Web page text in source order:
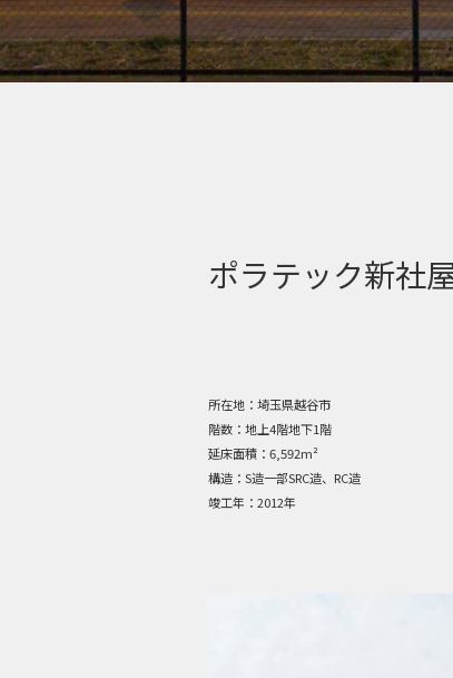
ポラテック新社
所在地： 埼玉県越谷市
階数： 地上4階地下1階
延床面積： 6,592m²
構造： S造一部SRC造、RC造
竣工年： 2012年